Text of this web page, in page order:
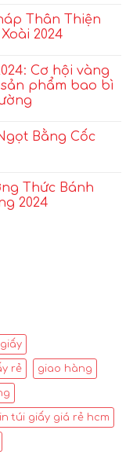
Thân Thiện
2024
Cơ hội vàng
phẩm bao bì
Bằng Cốc
Thức Bánh
2024
rẻ giao hàng
in túi giấy giá rẻ hcm